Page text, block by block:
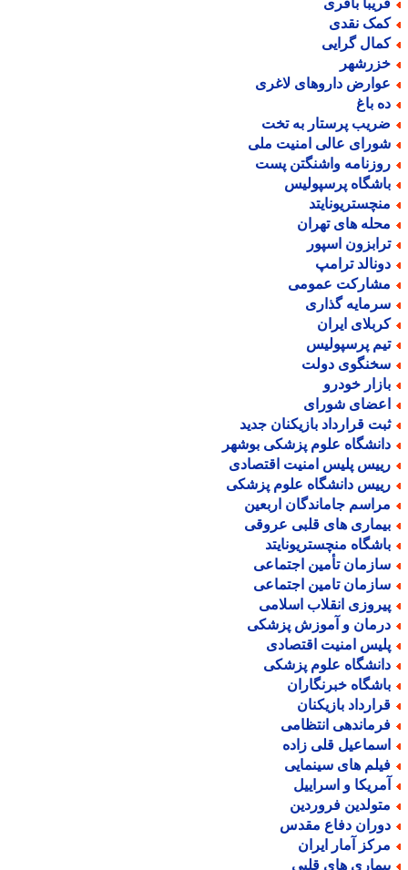
باقری
نقدی
گرایی
داروهای لاغری
باغ
پرستار به تخت
عالی امنیت ملی
واشنگتن پست
پرسپولیس
های تهران
اسپور
ترامپ
عمومی
گذاری
ایران
پرسپولیس
دولت
خودرو
شورای
قرارداد بازیکنان جدید
علوم پزشکی بوشهر
پلیس امنیت اقتصادی
دانشگاه علوم پزشکی
جاماندگان اربعین
های قلبی عروقی
منچستریونایتد
تأمین اجتماعی
تامین اجتماعی
انقلاب اسلامی
و آموزش پزشکی
امنیت اقتصادی
علوم پزشکی
خبرنگاران
بازیکنان
انتظامی
قلی زاده
های سینمایی
و اسراییل
فروردین
دفاع مقدس
آمار ایران
های قلبی